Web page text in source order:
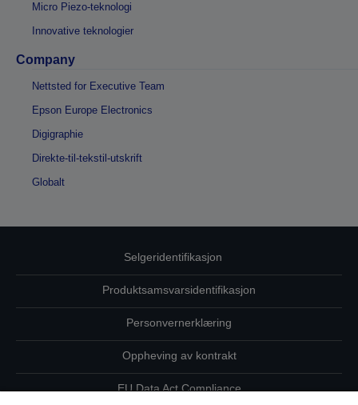
Micro Piezo-teknologi
Innovative teknologier
Company
Nettsted for Executive Team
Epson Europe Electronics
Digigraphie
Direkte-til-tekstil-utskrift
Globalt
Selgeridentifikasjon
Produktsamsvarsidentifikasjon
Personvernerklæring
Oppheving av kontrakt
EU Data Act Compliance